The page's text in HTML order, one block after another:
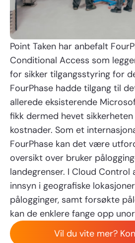
Point Taken har anbefalt
Conditional Access som
for sikker tilgangsstyring for
FourPhase hadde tilgang til
allerede eksisterende
fikk dermed hevet
kostnader. Som et
FourPhase kan det være
oversikt over bruker
landegrenser. I Cloud Control
innsyn i geografiske
pålogginger, samt forsøkte
kan de enklere fange opp
Vil du vite mer?